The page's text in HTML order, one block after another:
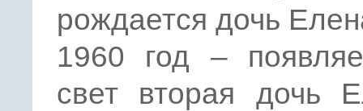
рождается дочь
1960 год –
свет вторая дочь